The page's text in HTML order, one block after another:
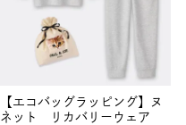
【エコバッグラッピング】ヌ
ネット リカバリーウェア